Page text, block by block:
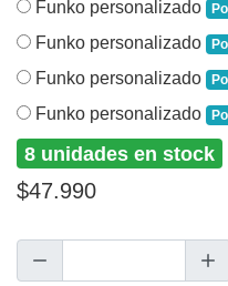
Funko personalizado
Funko personalizado
Funko personalizado
Funko personalizado
8 unidades en stock
$47.990